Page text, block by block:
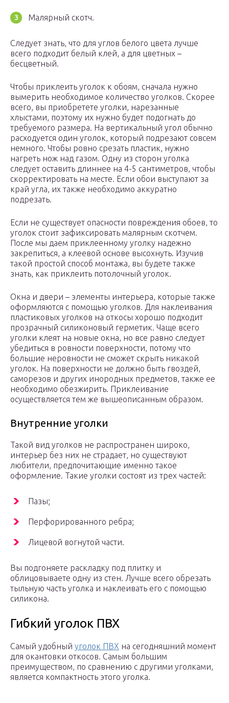
Малярный скотч.
Следует знать, что для углов белого цвета лучше
всего подходит белый клей, а для цветных –
бесцветный.
Чтобы приклеить уголок к обоям, сначала нужно
вымерить необходимое количество уголков. Скорее
всего, вы приобретете уголки, нарезанные
хлыстами, поэтому их нужно будет подогнать до
требуемого размера. На вертикальный угол обычно
расходуется один уголок, который подрезают совсем
немного. Чтобы ровно срезать пластик, нужно
нагреть нож над газом. Одну из сторон уголка
следует оставить длиннее на 4-5 сантиметров, чтобы
скорректировать на месте. Если обои выступают за
край угла, их также необходимо аккуратно
подрезать.
Если не существует опасности повреждения обоев, то
уголок стоит зафиксировать малярным скотчем.
После мы даем приклеенному уголку надежно
закрепиться, а клеевой основе высохнуть. Изучив
такой простой способ монтажа, вы будете также
знать, как приклеить потолочный уголок.
Окна и двери – элементы интерьера, которые также
оформляются с помощью уголков. Для наклеивания
пластиковых уголков на откосы хорошо подходит
прозрачный силиконовый герметик. Чаще всего
уголки клеят на новые окна, но все равно следует
убедиться в ровности поверхности, потому что
большие неровности не сможет скрыть никакой
уголок. На поверхности не должно быть гвоздей,
саморезов и других инородных предметов, также ее
необходимо обезжирить. Приклеивание
осуществляется тем же вышеописанным образом.
Внутренние уголки
Такой вид уголков не распространен широко,
интерьер без них не страдает, но существуют
любители, предпочитающие именно такое
оформление. Такие уголки состоят из трех частей:
Пазы;
Перфорированного ребра;
Лицевой вогнутой части.
Вы подгоняете раскладку под плитку и
облицовываете одну из стен. Лучше всего обрезать
тыльную часть уголка и наклеивать его с помощью
силикона.
Гибкий уголок ПВХ
Самый удобный уголок ПВХ на сегодняшний момент
для окантовки откосов. Самым большим
преимуществом, по сравнению с другими уголками,
является компактность этого уголка.